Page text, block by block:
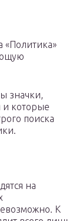
значки,
и которые
поиска
на
К